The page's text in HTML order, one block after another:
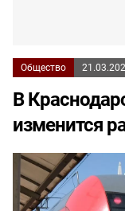
Общество
В
изменится